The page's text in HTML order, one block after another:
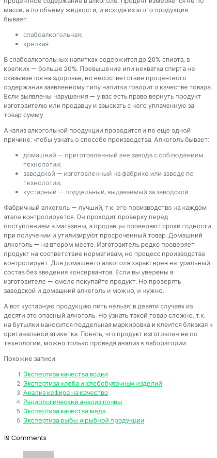
массе, а по объему жидкости, и исходя из этого продукция
бывает:
слабоалкогольная;
крепкая.
В слабоалкогольных напитках содержится до 20% спирта, в
крепких — больше 20%. Превышение или нехватка спирта не
сказывается на здоровье, но несоответствие процентного
содержания заявленному типу напитка говорит о качестве товара.
Если выявлены нарушения — у вас есть право вернуть продукт
изготовителю или продавцу и взыскать с него уплаченную за
товар сумму.
Анализ алкогольной продукции проводится и по еще одной
причине: чтобы узнать о способе производства. Алкоголь бывает:
домашний — приготовленный вне завода с соблюдением
технологии;
заводской — изготовленный на фабрике или заводе по
технологии;
кустарный — поддельный, выдаваемый за заводской.
Фабричный алкоголь — лучший, т.к. его производство на каждом
этапе контролируется. Он проходит проверку перед
поступлением в магазины, а продавцы проверяют сроки годности
при получении и утилизируют просроченный товар. Домашний
алкоголь — на втором месте. Изготовитель редко проверяет
продукт на соответствие нормативам, но процесс производства
контролирует. Для домашнего алкоголя характерен натуральный
состав без введения консервантов. Если вы уверены в
изготовителе — смело покупайте продукт. Но проверять
заводской и домашний алкоголь и можно, и нужно.
А вот кустарную продукцию пить нельзя: в девяти случаях из
десяти это опасный алкоголь. Но узнать такой товар сложно, т.к.
на бутылки наносится поддельная маркировка и клеится близкая к
оригинальной этикетка. Понять, что продукт изготовлен не по
технологии, можно только проведя анализ в лаборатории.
Похожие записи:
Экспертиза качества водки
Экспертиза хлеба и хлебобулочных изделий
Анализ кефира на качество
Радиологический анализ почвы
Экспертиза качества меда
Экспертиза рыбы и рыбной продукции
19 Comments